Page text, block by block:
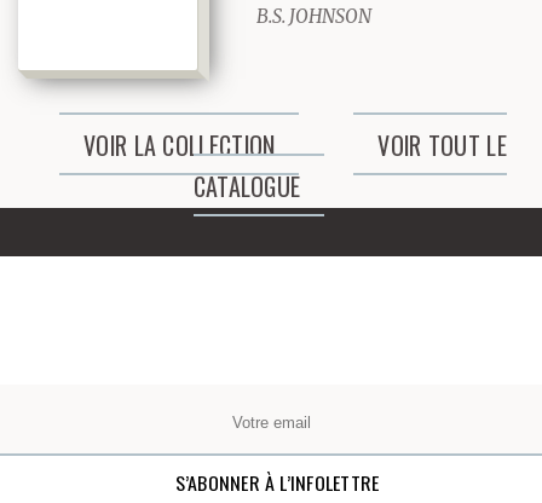
B.S. JOHNSON
VOIR LA COLLECTION
VOIR TOUT LE
CATALOGUE